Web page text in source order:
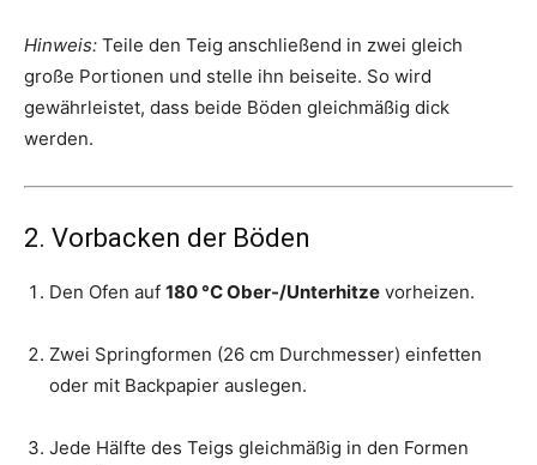
Hinweis: Teile den Teig anschließend in zwei gleich
große Portionen und stelle ihn beiseite. So wird
gewährleistet, dass beide Böden gleichmäßig dick
werden.
2. Vorbacken der Böden
Den Ofen auf 180 °C Ober-/Unterhitze vorheizen.
Zwei Springformen (26 cm Durchmesser) einfetten
oder mit Backpapier auslegen.
Jede Hälfte des Teigs gleichmäßig in den Formen